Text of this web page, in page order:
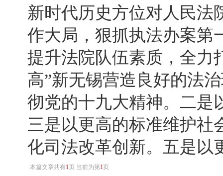
新时代历史方位对人民法
作大局，狠抓执法办案第
提升法院队伍素质，全力
高”新无锡营造良好的法
彻党的十九大精神。二是
三是以更高的标准维护社
化司法改革创新。五是以
本篇文章共有1页 当前为第1页